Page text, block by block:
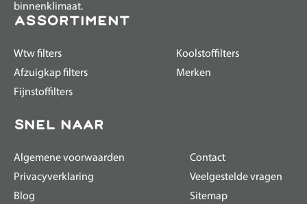
binnenklimaat.
assortiment
Wtw filters
Afzuigkap filters
Fijnstoffilters
Koolstoffilters
Merken
Snel naar
Algemene voorwaarden
Privacyverklaring
Blog
Contact
Veelgestelde vragen
Sitemap